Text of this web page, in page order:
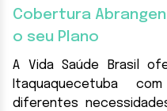
Cobertura
o seu Plano
A Vida Saúde Brasil
Itaquaquecetuba
diferentes